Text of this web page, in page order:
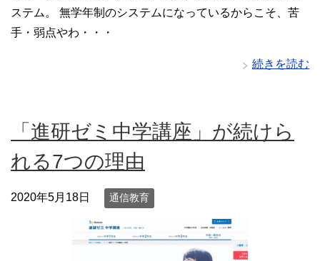
ステム。 無学年制のシステムになっているからこそ、苦
手・弱点やわ・・・
続きを読む
「進研ゼミ中学講座」が続けら
れる7つの理由
2020年5月18日 通信教育